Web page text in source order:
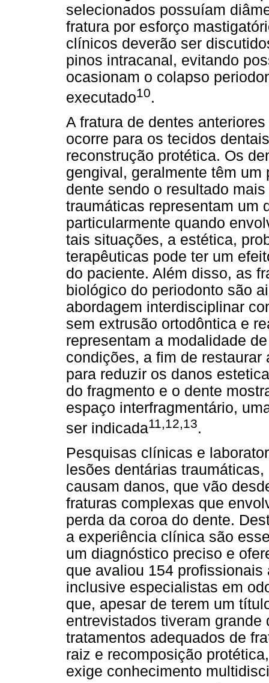
selecionados possuíam
fratura por esforço
clínicos deverão ser
pinos intracanal, evitando
ocasionam o colapso
executado10.
A fratura de dentes
ocorre para os tecidos
reconstrução protética. Os
gengival, geralmente têm
dente sendo o resultado
traumáticas representam um
particularmente quando
tais situações, a estética,
terapêuticas pode ter um
do paciente. Além disso, as
biológico do periodonto são
abordagem interdisciplinar
sem extrusão ortodôntica e
representam a modalidade
condições, a fim de
para reduzir os danos
do fragmento e o dente
espaço interfragmentário,
ser indicada11,12,13.
Pesquisas clínicas e
lesões dentárias
causam danos, que vão
fraturas complexas que
perda da coroa do dente.
a experiência clínica são
um diagnóstico preciso e
que avaliou 154
inclusive especialistas em
que, apesar de terem um
entrevistados tiveram
tratamentos adequados de
raiz e recomposição
exige conhecimento